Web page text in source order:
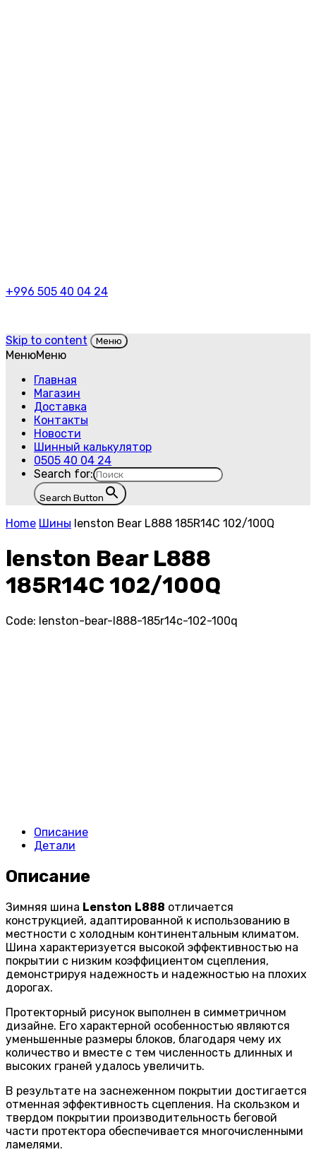
+996 505 40 04 24
Skip to content Меню
МенюМеню
Главная
Магазин
Доставка
Контакты
Новости
Шинный калькулятор
0505 40 04 24
Search for:
Search Button
Home Шины lenston Bear L888 185R14C 102/100Q
lenston Bear L888
185R14C 102/100Q
Code: lenston-bear-l888-185r14c-102-100q
Описание
Детали
Описание
Зимняя шина Lenston L888 отличается
конструкцией, адаптированной к использованию в
местности с холодным континентальным климатом.
Шина характеризуется высокой эффективностью на
покрытии с низким коэффициентом сцепления,
демонстрируя надежность и надежностью на плохих
дорогах.
Протекторный рисунок выполнен в симметричном
дизайне. Его характерной особенностью являются
уменьшенные размеры блоков, благодаря чему их
количество и вместе с тем численность длинных и
высоких граней удалось увеличить.
В результате на заснеженном покрытии достигается
отменная эффективность сцепления. На скользком и
твердом покрытии производительность беговой
части протектора обеспечивается многочисленными
ламелями.